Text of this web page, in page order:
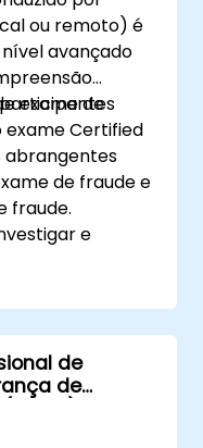
ou remoto) é
avançado
exame de
Certified
abrangentes
de fraude e
fraude.
e
jurídico
incluindo os
leis e
na
de
de